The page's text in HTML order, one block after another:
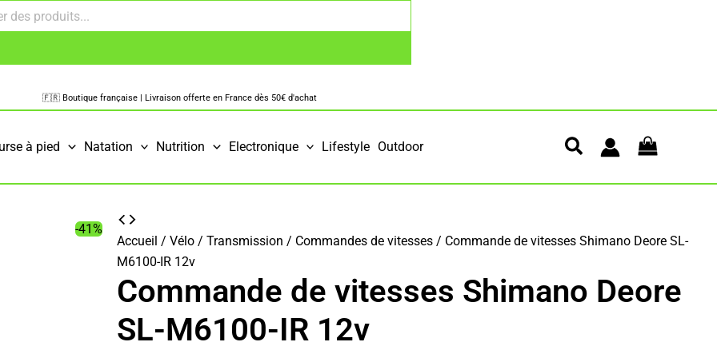
🇫🇷 Boutique française | Livraison offerte en France dès 50€ d'achat
à pied Natation Nutrition Electronique Lifestyle Outdoor
-41%
Accueil / Vélo/ Transmission / Commandes de vitesses/ Commande de vitesses Shimano Deore SL-
M6100-IR 12v
Commande de vitesses Shimano Deore
SL-M6100-IR 12v